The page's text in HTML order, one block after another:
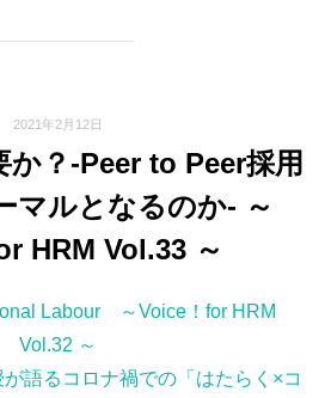
2021年2月12日
か？-Peer to Peer採用
マルとなるのか- ～
HRM Vol.33 ～
Labour ～Voice！for HRM
Vol.32 ～
語るコロナ禍での「はたらく×コ